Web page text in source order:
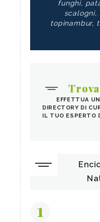
funghi,
scalogni,
topinambur,
EFFETTUA
DIRECTORY DI
IL TUO ESPERTO
1